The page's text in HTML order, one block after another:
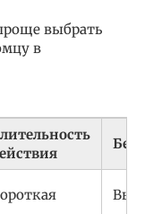
выбрать
в